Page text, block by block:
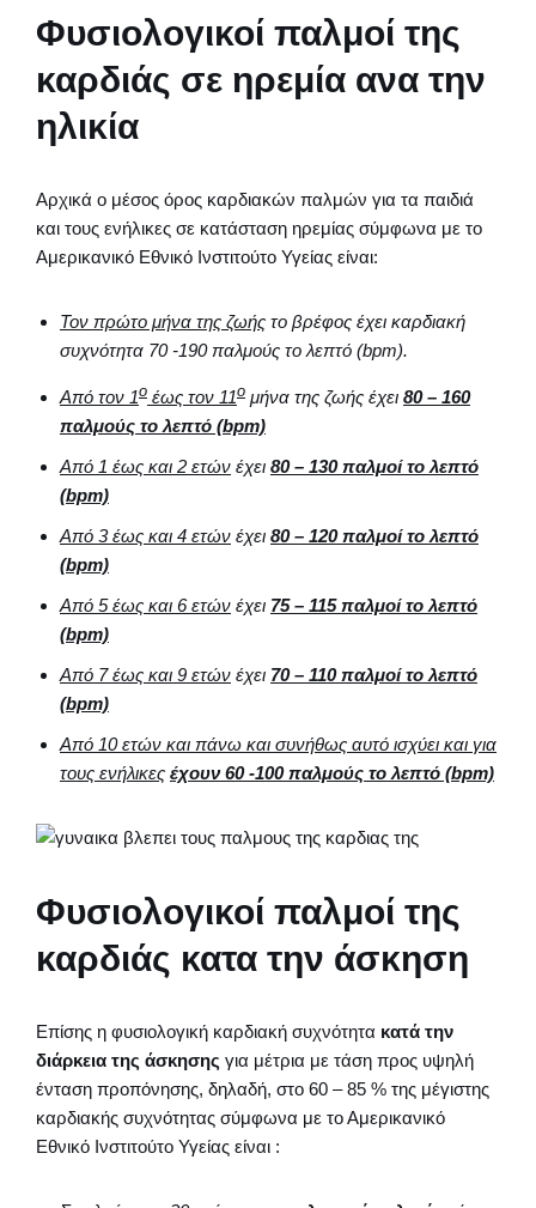
Φυσιολογικοί παλμοί της
καρδιάς σε ηρεμία ανα την
ηλικία
Αρχικά ο μέσος όρος καρδιακών παλμών για τα παιδιά
και τους ενήλικες σε κατάσταση ηρεμίας σύμφωνα με το
Αμερικανικό Εθνικό Ινστιτούτο Υγείας είναι:
Τον πρώτο μήνα της ζωής το βρέφος έχει καρδιακή
συχνότητα 70 -190 παλμούς το λεπτό (bpm).
Από τον 1ο έως τον 11ο μήνα της ζωής έχει 80 – 160
παλμούς το λεπτό (bpm)
Από 1 έως και 2 ετών έχει 80 – 130 παλμοί το λεπτό
(bpm)
Από 3 έως και 4 ετών έχει 80 – 120 παλμοί το λεπτό
(bpm)
Από 5 έως και 6 ετών έχει 75 – 115 παλμοί το λεπτό
(bpm)
Από 7 έως και 9 ετών έχει 70 – 110 παλμοί το λεπτό
(bpm)
Από 10 ετών και πάνω και συνήθως αυτό ισχύει και για
τους ενήλικες έχουν 60 -100 παλμούς το λεπτό (bpm)
Φυσιολογικοί παλμοί της
καρδιάς κατα την άσκηση
Επίσης η φυσιολογική καρδιακή συχνότητα κατά την
διάρκεια της άσκησης για μέτρια με τάση προς υψηλή
ένταση προπόνησης, δηλαδή, στο 60 – 85 % της μέγιστης
καρδιακής συχνότητας σύμφωνα με το Αμερικανικό
Εθνικό Ινστιτούτο Υγείας είναι :